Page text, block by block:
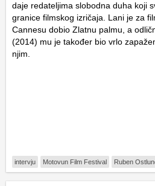
daje redateljima slobodna duha koji
granice filmskog izričaja. Lani je za
Cannesu dobio Zlatnu palmu, a
(2014) mu je također bio vrlo
njim.
intervju Motovun Film Festival Ruben